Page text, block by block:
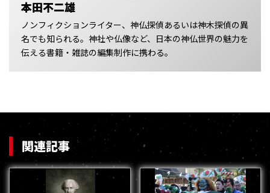
本田不二雄
ノンフィクションライター、神仏探偵あるいは神木探偵の異
名でも知られる。神社や仏像など、日本の神仏世界の魅力を
伝える書籍・雑誌の編集制作に携わる。
関連記事